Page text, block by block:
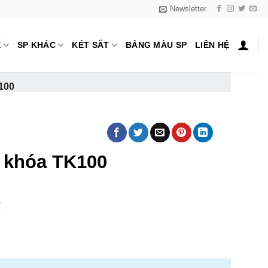
Newsletter
SP KHÁC KÉT SẮT BẢNG MÀU SP LIÊN HỆ
TK100